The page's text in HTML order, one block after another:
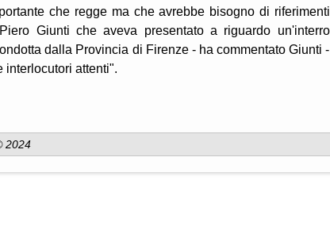
che regge ma che avrebbe bisogno di
Giunti che aveva presentato a riguardo
dalla Provincia di Firenze - ha commentato Giunti
interlocutori attenti".
2024